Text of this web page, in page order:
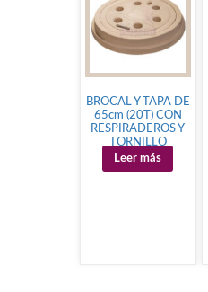
BROCAL Y TAPA DE
65cm (20T) CON
RESPIRADEROS Y
TORNILLO
Leer más